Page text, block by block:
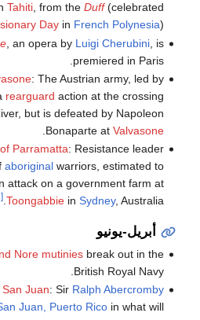
Tahiti, from the Duff(celebrated
Dayin French Polynesia).
, an opera by Luigi Cherubini, is
premiered in Paris.
: The Austrian army, led by
rearguard action at the crossing
but is defeated by Napoleon
Bonaparte at Valvasone
Parramatta: Resistance leader
aboriginalwarriors, estimated to
attack on a government farm at
Toongabbiein Sydney, Australia.
[2]
أبريل-يونيو
Nore mutiniesbreak out in the
British Royal Navy.
Juan: Sir Ralph Abercromby
Juan, Puerto Ricoin what will